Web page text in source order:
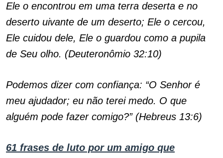
Ele o encontrou em uma terra deserta e no
deserto uivante de um deserto; Ele o cercou,
Ele cuidou dele, Ele o guardou como a pupila
de Seu olho. (Deuteronômio 32:10)
Podemos dizer com confiança: “O Senhor é
meu ajudador; eu não terei medo. O que
alguém pode fazer comigo?” (Hebreus 13:6)
61 frases de luto por um amigo que